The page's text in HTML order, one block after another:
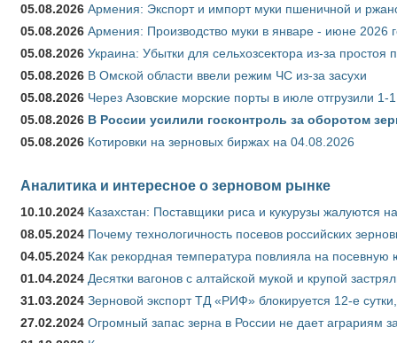
05.08.2026 Армения: Экспорт и импорт муки пшеничной и
05.08.2026 Армения: Производство муки в январе - июне 2026
05.08.2026 Украина: Убытки для сельхозсектора из-за простоя
05.08.2026 В Омской области ввели режим ЧС из-за засухи
05.08.2026 Через Азовские морские порты в июле отгрузили
05.08.2026 В России усилили госконтроль за оборотом
05.08.2026 Котировки на зерновых биржах на 04.08.2026
Аналитика и интересное о зерновом рынке
10.10.2024 Казахстан: Поставщики риса и кукурузы жалуются
08.05.2024 Почему технологичность посевов российских
04.05.2024 Как рекордная температура повлияла на
01.04.2024 Десятки вагонов с алтайской мукой и крупой
31.03.2024 Зерновой экспорт ТД «РИФ» блокируется 12-е
27.02.2024 Огромный запас зерна в России не дает аграриям